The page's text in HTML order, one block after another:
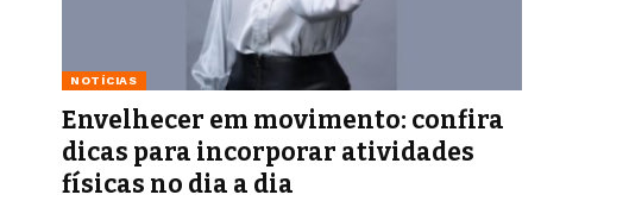
NOTÍCIAS
Envelhecer em movimento: confira
dicas para incorporar atividades
físicas no dia a dia